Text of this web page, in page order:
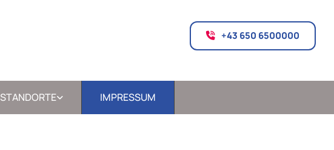
+43 650 6500000
STANDORTE IMPRESSUM